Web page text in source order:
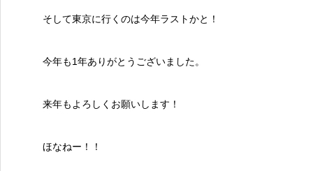
そして東京に行くのは今年ラストかと！
今年も1年ありがとうございました。
来年もよろしくお願いします！
ほなねー！！